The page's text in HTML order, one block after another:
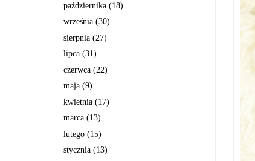
października (18)
września (30)
sierpnia (27)
lipca (31)
czerwca (22)
maja (9)
kwietnia (17)
marca (13)
lutego (15)
stycznia (13)